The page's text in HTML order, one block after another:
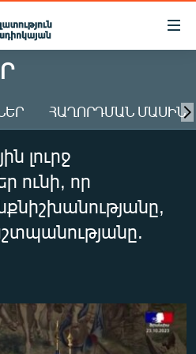
ՀԱՂՈՐԴՄԱՆ ՄԱՍԻՆ
լուրջ
ունի, որ